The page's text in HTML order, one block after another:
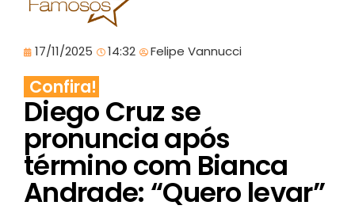
17/11/2025 14:32 Felipe Vannucci
Confira!
Diego Cruz se
pronuncia após
término com Bianca
Andrade: “Quero levar”